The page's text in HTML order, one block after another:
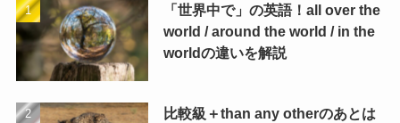
「世界中で」の英語！all over the
world / around the world / in the
worldの違いを解説
比較級＋than any otherのあとは